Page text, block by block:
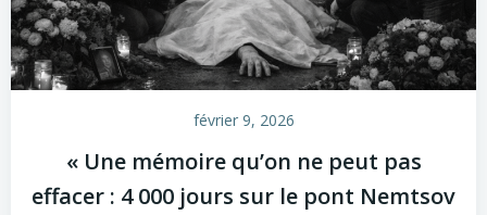
février 9, 2026
« Une mémoire qu’on ne peut pas
effacer : 4 000 jours sur le pont Nemtsov